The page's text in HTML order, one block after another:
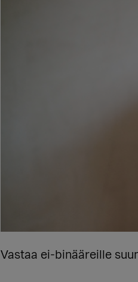
Vastaa ei-binääreille